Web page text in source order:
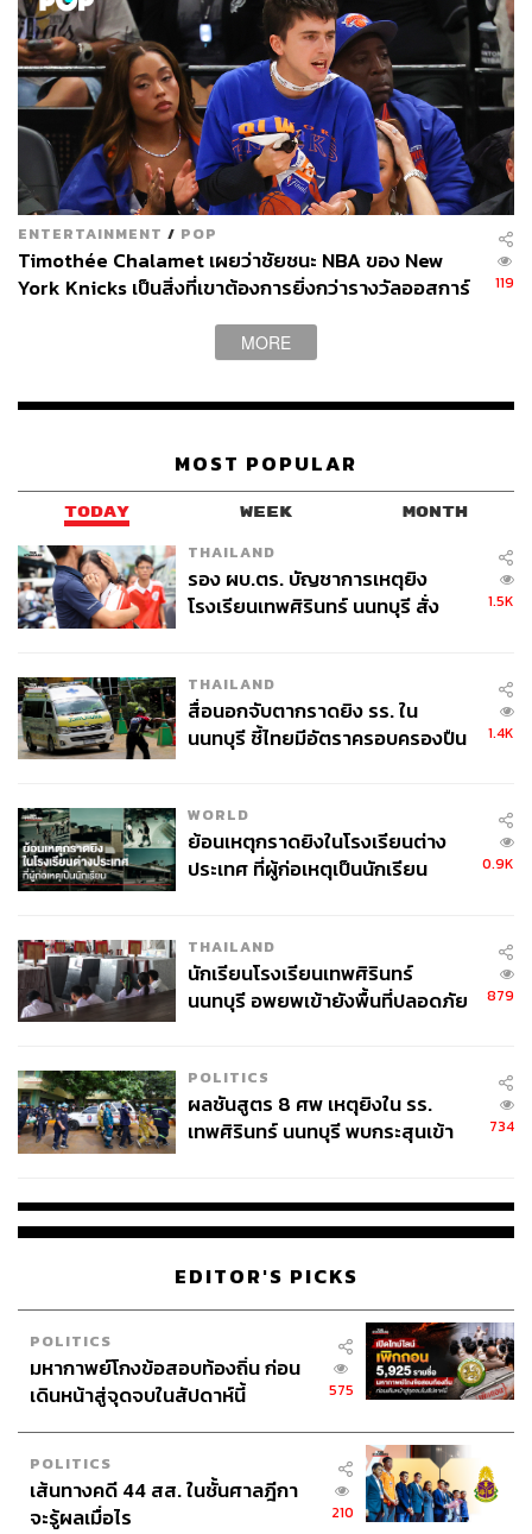
และ สเปอร์ส คือทีมรับอันดับ 8
นอกจากนี้ สถิติที่แชมป์ NBA จะไม่ซ้ำหน้า จะถูกยืดออกไป
เป็น 8 ปี แน่นอนแล้ว หลัง โอเคซี พลาดท่าต่อสเปอร์ส ในรอบ
ชิงแชมป์สายตะวันตก ทำให้ในปีนี้ ไม่ว่า สเปอร์ส
สำหรับเกร็ดที่น่าสนใจ คือการที่ เจเรมรี โซแฮน ฟอร์เวิร์ด
ชาวโปแลนด์ จะได้รับแหวนแชมป์แน่นอนไม่ว่าทีมใดจะชนะ
ในซีรีส์นี้ เนื่องจากเขาลงเล่นให้กับทั้งสเปอร์ส และย้ายมานิ
กส์ ในช่วงกลางฤดูกาล
ขณะที่ในปีนี้ จะเป็นครั้งแรก นับตั้งแต่ปี 2009 ที่จะมีการวาด
โลโก้ถ้วยแชมป์ NBA อย่าง ลาร์รี โอ ไบรอัน โทรฟี่ ลงบนพื้น
เป็นครั้งแรกนับตั้งแต่ปี 2014
และที่พิเศษอีกอย่าง คือบนเสื้อแข่งของทั้งสองทีมจะมีตรา
“USA 250” เพื่อเฉลิมฉลองวาระครบรอบ 250 ปีของการก่อ
ตั้งสหรัฐอเมริกาติดไว้ด้วย
โดยเกมชิงชนะเลิศ ศึก NBA ไฟนอนส์ 2026 แฟนๆ ชาวไทย
จะรับชมได้ทาง NBA on Prime เริ่มเกมแรก เช้าวันพฤหัสบดี
ภาพ:Ethan Miller, Todd Warshaw / Getty Images
อ้างอิง
e-prediction-2026-championship-history
https://www.northjersey.com/story/sports/nba/kni
cks/2026/05/30/knicks-vs-spurs-2026-nba-finals-p
rediction/90292744007/
https://www.espn.com/nba/stats/_/view/team/seas
on/2026/seasontype/2
San Antonio Spurs
Gregg Popovich
New York Knicks
129
ABOUT THE AUTHOR
สมศักดิ์ จันทวิชชประภา
โปรดิวเซอร์ คอลัมนิสต์ และบรรณาธิการ ผู้
หลงใหลในความตื่นเต้นของกีฬาและความ
สงบของการอ่านหนังสือเงียบๆ
ENTERTAINMENT / POP
Timothée Chalamet เผยว่าชัยชนะ NBA ของ New
York Knicks เป็นสิ่งที่เขาต้องการยิ่งกว่ารางวัลออสการ์
119
MORE
MOST POPULAR
TODAY WEEK MONTH
THAILAND
รอง ผบ.ตร. บัญชาการเหตุยิง
โรงเรียนเทพศิรินทร์ นนทบุรี สั่ง
1.5K
THAILAND
สื่อนอกจับตากราดยิง รร. ใน
นนทบุรี ชี้ไทยมีอัตราครอบครองปืน
1.4K
WORLD
ย้อนเหตุกราดยิงในโรงเรียนต่าง
ประเทศ ที่ผู้ก่อเหตุเป็นนักเรียน
0.9K
THAILAND
นักเรียนโรงเรียนเทพศิรินทร์
นนทบุรี อพยพเข้ายังพื้นที่ปลอดภัย
879
POLITICS
ผลชันสูตร 8 ศพ เหตุยิงใน รร.
เทพศิรินทร์ นนทบุรี พบกระสุนเข้า
734
EDITOR'S PICKS
POLITICS
มหากาพย์โกงข้อสอบท้องถิ่น ก่อน
เดินหน้าสู่จุดจบในสัปดาห์นี้
575
POLITICS
เส้นทางคดี 44 สส. ในชั้นศาลฎีกา
จะรู้ผลเมื่อไร
210